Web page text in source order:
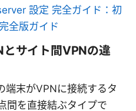
設定 完全ガイド：初
全版ガイド
とサイト間VPNの違
端末がVPNに接続するタ
間を直接結ぶタイプで